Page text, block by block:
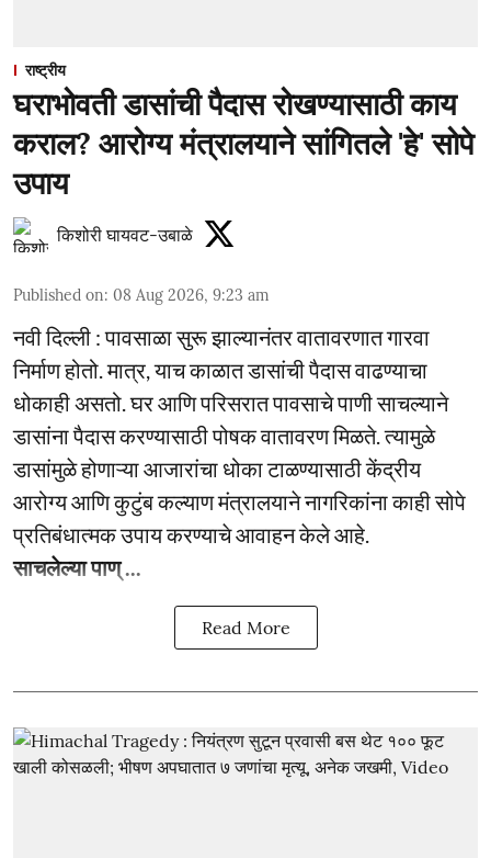
राष्ट्रीय
घराभोवती डासांची पैदास रोखण्यासाठी काय
कराल? आरोग्य मंत्रालयाने सांगितले 'हे' सोपे
उपाय
किशोरी घायवट-उबाळे
Published on: 08 Aug 2026, 9:23 am
नवी दिल्ली : पावसाळा सुरू झाल्यानंतर वातावरणात गारवा
निर्माण होतो. मात्र, याच काळात डासांची पैदास वाढण्याचा
धोकाही असतो. घर आणि परिसरात पावसाचे पाणी साचल्याने
डासांना पैदास करण्यासाठी पोषक वातावरण मिळते. त्यामुळे
डासांमुळे होणाऱ्या आजारांचा धोका टाळण्यासाठी केंद्रीय
आरोग्य आणि कुटुंब कल्याण मंत्रालयाने नागरिकांना काही सोपे
प्रतिबंधात्मक उपाय करण्याचे आवाहन केले आहे.
साचलेल्या पाण् ...
Read More